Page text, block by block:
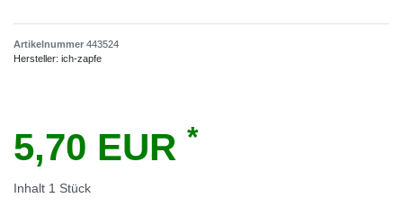
Artikelnummer 443524
Hersteller: ich-zapfe
5,70 EUR *
Inhalt 1 Stück